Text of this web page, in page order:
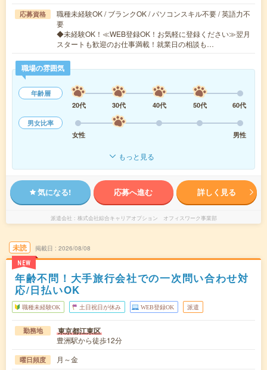
応募資格
職種未経験OK / ブランクOK / パソコンスキル不要 / 英語力不
要
◆未経験OK！≪WEB登録OK！お気軽に登録ください≫翌月
スタートも歓迎のお仕事満載！就業日の相談も…
職場の雰囲気
年齢層
20代
30代 40代 50代
60代
男女比率
女性
男性
もっと見る
気になる! 応募へ進む 詳しく見る
派遣会社 株式会社綜合キャリアオプション オフィスワーク事業部
未読
NEW
掲載日 2026/08/08
年齢不問！大手旅行会社での一次問い合わせ対
応/日払いOK
職種未経験OK 土日祝日が休み WEB登録OK 派遣
勤務地 東京都江東区
豊洲駅から徒歩12分
曜日頻度 月～金